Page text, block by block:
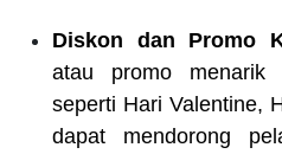
Diskon dan Promo
atau promo menarik
seperti Hari Valentine,
dapat mendorong